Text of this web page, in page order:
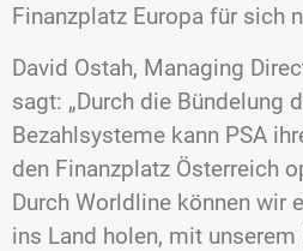
Finanzplatz Europa für sich
David Ostah, Managing
sagt: „Durch die Bündelung
Bezahlsysteme kann PSA
den Finanzplatz Österreich
Durch Worldline können wir
ins Land holen, mit